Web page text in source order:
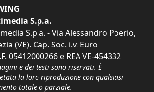
S.p.a.
S.p.a. - Via Alessandro Poerio,
(VE). Cap. Soc. i.v. Euro
05412000266 e REA VE-454332
e dei testi sono riservati. È
la loro riproduzione con qualsiasi
totale o parziale.